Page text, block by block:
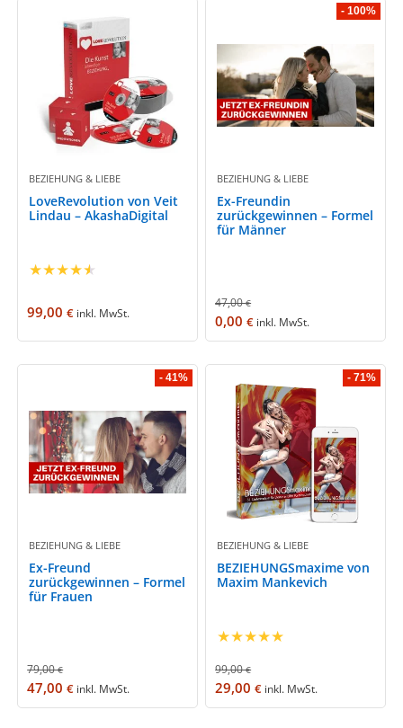
BEZIEHUNG & LIEBE
LoveRevolution von Veit
Lindau – AkashaDigital
★★★★★
99,00€ inkl. MwSt.
- 100%
BEZIEHUNG & LIEBE
Ex-Freundin
zurückgewinnen – Formel
für Männer
47,00€
0,00€ inkl. MwSt.
- 41%
BEZIEHUNG & LIEBE
Ex-Freund
zurückgewinnen – Formel
für Frauen
79,00€
47,00€ inkl. MwSt.
- 71%
BEZIEHUNG & LIEBE
BEZIEHUNGSmaxime von
Maxim Mankevich
★★★★★
99,00€
29,00€ inkl. MwSt.